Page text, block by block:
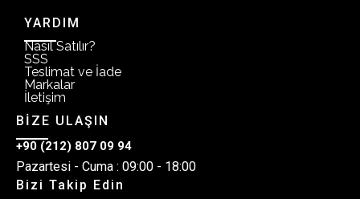
YARDIM
Nasıl Satılır?
SSS
Teslimat ve İade
Markalar
İletişim
BİZE ULAŞIN
+90 (212) 807 09 94
Pazartesi - Cuma : 09:00 - 18:00
Bizi Takip Edin